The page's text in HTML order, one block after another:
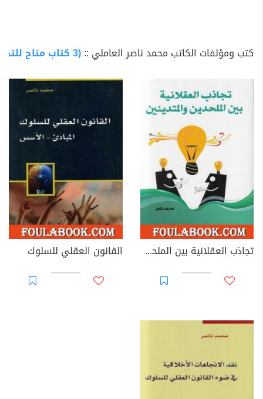
كتب ومؤلفات الكاتب محمد ناصر العاملي ::(3 كتاب متاح للتحميل)
تجاذب العقلانية بين الملحدين والمتدينين القانون العقلي للسلوك